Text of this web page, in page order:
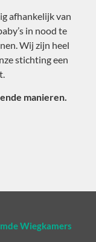
afhankelijk van
in nood te
Wij zijn heel
stichting een
manieren.
Wiegkamers